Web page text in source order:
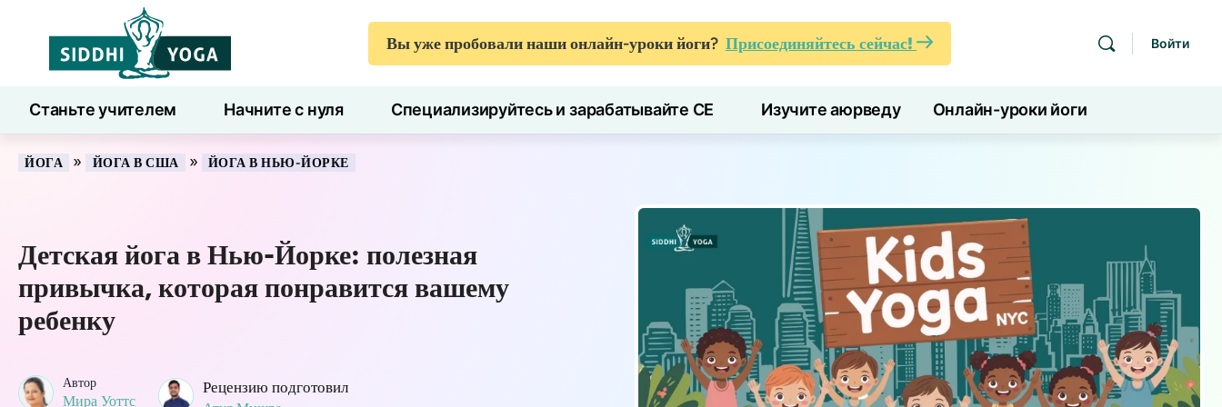
Вы уже пробовали наши онлайн-уроки йоги? Присоединяйтесь сейчас! Войти
Станьте учителем Начните с нуля Специализируйтесь и зарабатывайте CE Изучите аюрведу Онлайн-уроки йоги
7 дней здоровья Блог Учиться
ЙОГА » ЙОГА В США » ЙОГА В НЬЮ-ЙОРКЕ
Детская йога в Нью-Йорке: полезная
привычка, которая понравится вашему
ребенку
Автор
Мира Уоттс
Рецензию подготовил